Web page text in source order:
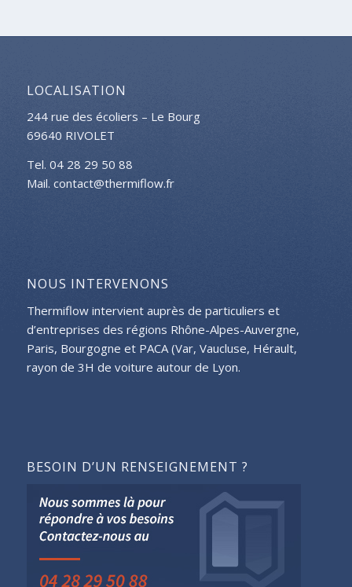
LOCALISATION
244 rue des écoliers – Le Bourg
69640 RIVOLET
Tel. 04 28 29 50 88
Mail. contact@thermiflow.fr
NOUS INTERVENONS
Thermiflow intervient auprès de particuliers et
d’entreprises des régions Rhône-Alpes-Auvergne,
Paris, Bourgogne et PACA (Var, Vaucluse, Hérault,
rayon de 3H de voiture autour de Lyon.
BESOIN D’UN RENSEIGNEMENT ?